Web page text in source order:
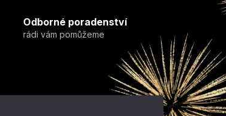
Odborné poradenství
rádi vám pomůžeme